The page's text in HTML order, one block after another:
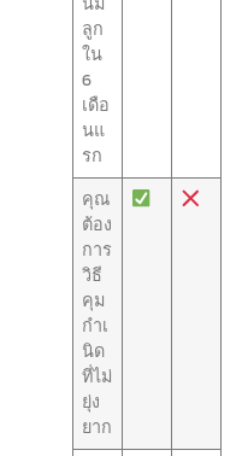
ลูก
ใน
6
เดือ
นแ
รก
คุณ
ต้อง
การ
วิธี
คุม
กำเ
นิด
ที่ไม่
ยุ่ง
ยาก